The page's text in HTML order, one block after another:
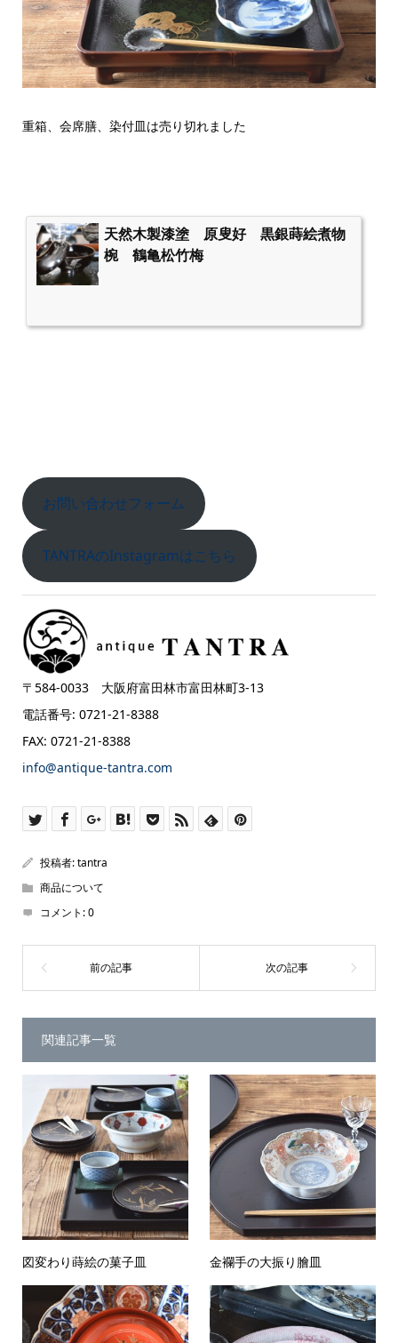
重箱、会席膳、染付皿は売り切れました
天然木製漆塗 原叟好 黒銀蒔絵煮物
椀 鶴亀松竹梅
お問い合わせフォーム
TANTRAのInstagramはこちら
〒584-0033 大阪府富田林市富田林町3-13
電話番号: 0721-21-8388
FAX: 0721-21-8388
info@antique-tantra.com
投稿者:tantra
商品について
コメント:0
関連記事一覧
図変わり蒔絵の菓子皿 金襴手の大振り膾皿